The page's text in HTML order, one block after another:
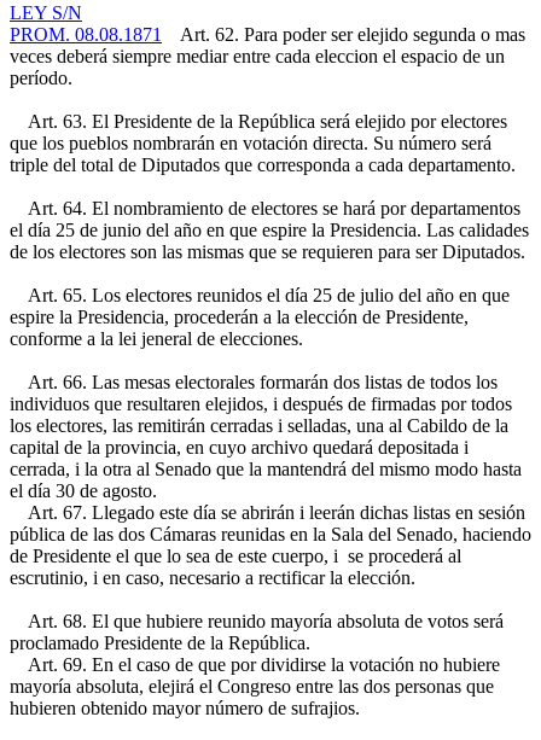
LEY S/N
PROM. 08.08.1871
Art. 62. Para poder ser elejido segunda o mas
veces deberá siempre mediar entre cada eleccion el espacio de un
período.
Art. 63. El Presidente de la República será elejido por electores
que los pueblos nombrarán en votación directa. Su número será
triple del total de Diputados que corresponda a cada departamento.
Art. 64. El nombramiento de electores se hará por departamentos
el día 25 de junio del año en que espire la Presidencia. Las calidades
de los electores son las mismas que se requieren para ser Diputados.
Art. 65. Los electores reunidos el día 25 de julio del año en que
espire la Presidencia, procederán a la elección de Presidente,
conforme a la lei jeneral de elecciones.
Art. 66. Las mesas electorales formarán dos listas de todos los
individuos que resultaren elejidos, i después de firmadas por todos
los electores, las remitirán cerradas i selladas, una al Cabildo de la
capital de la provincia, en cuyo archivo quedará depositada i
cerrada, i la otra al Senado que la mantendrá del mismo modo hasta
el día 30 de agosto.
Art. 67. Llegado este día se abrirán i leerán dichas listas en sesión
pública de las dos Cámaras reunidas en la Sala del Senado, haciendo
de Presidente el que lo sea de este cuerpo, i se procederá al
escrutinio, i en caso, necesario a rectificar la elección.
Art. 68. El que hubiere reunido mayoría absoluta de votos será
proclamado Presidente de la República.
Art. 69. En el caso de que por dividirse la votación no hubiere
mayoría absoluta, elejirá el Congreso entre las dos personas que
hubieren obtenido mayor número de sufrajios.